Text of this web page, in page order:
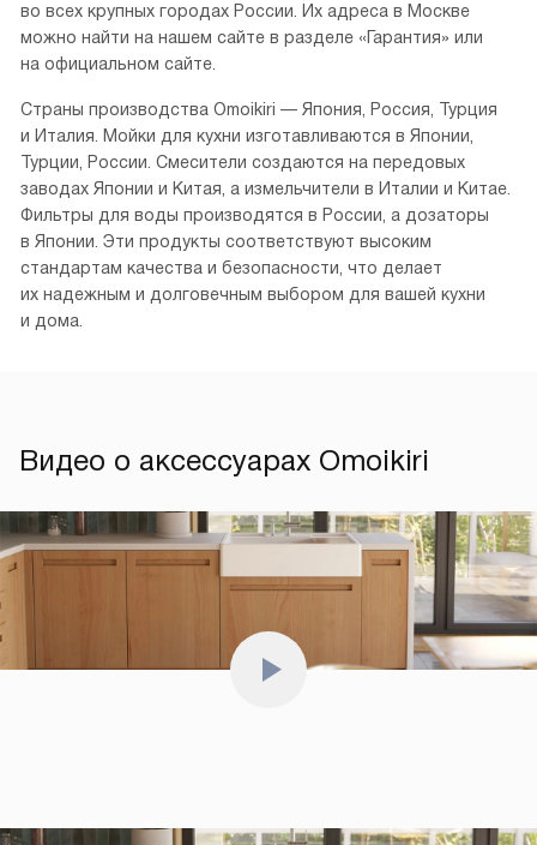
во всех крупных городах России. Их адреса в Москве
можно найти на нашем сайте в разделе «Гарантия» или
на официальном сайте.
Страны производства Omoikiri — Япония, Россия, Турция
и Италия. Мойки для кухни изготавливаются в Японии,
Турции, России. Смесители создаются на передовых
заводах Японии и Китая, а измельчители в Италии и Китае.
Фильтры для воды производятся в России, а дозаторы
в Японии. Эти продукты соответствуют высоким
стандартам качества и безопасности, что делает
их надежным и долговечным выбором для вашей кухни
и дома.
Видео о аксессуарах Omoikiri